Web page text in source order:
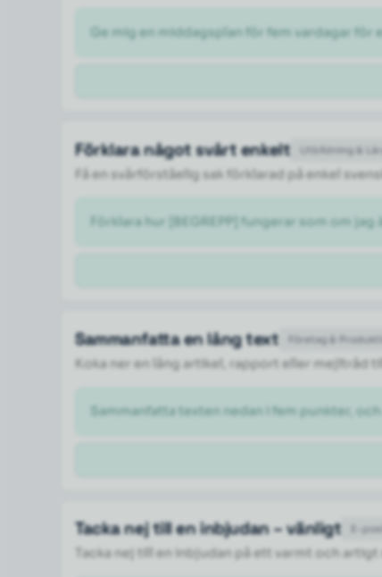
Ge mig en middagsplan för fem vardagar
Utbildning &
Förklara något svårt enkelt
Få en svårförståelig sak förklarad på enkel
Förklara hur [BEGREPP] fungerar som om
Företag &
Sammanfatta en lång text
Koka ner en lång artikel, rapport eller mejltråd
Sammanfatta texten nedan i fem punkter,
E-post
Tacka nej till en inbjudan – vänligt
Tacka nej till en inbjudan på ett varmt och